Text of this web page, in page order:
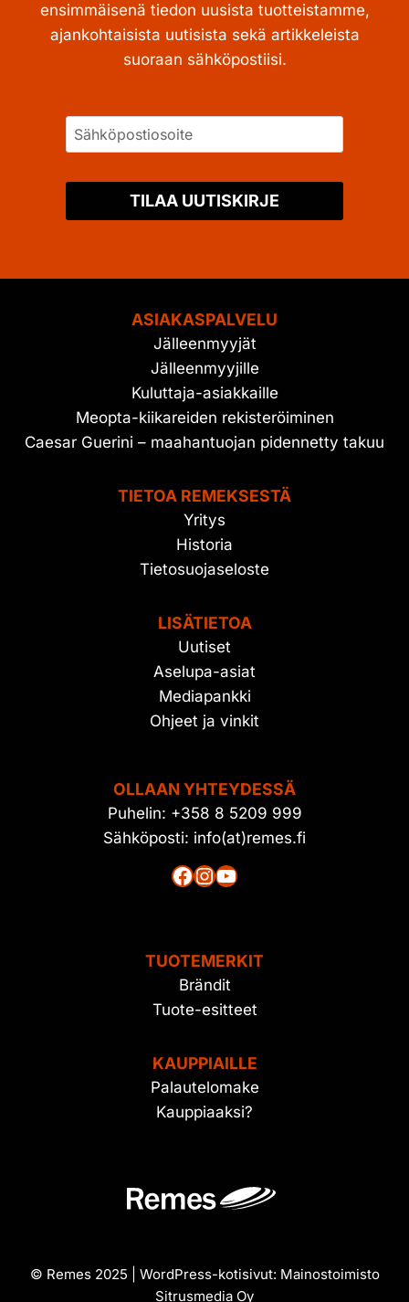
ensimmäisenä tiedon uusista tuotteistamme,
ajankohtaisista uutisista sekä artikkeleista
suoraan sähköpostiisi.
TILAA UUTISKIRJE
ASIAKASPALVELU
Jälleenmyyjät
Jälleenmyyjille
Kuluttaja-asiakkaille
Meopta-kiikareiden rekisteröiminen
Caesar Guerini – maahantuojan pidennetty takuu
TIETOA REMEKSESTÄ
Yritys
Historia
Tietosuojaseloste
LISÄTIETOA
Uutiset
Aselupa-asiat
Mediapankki
Ohjeet ja vinkit
OLLAAN YHTEYDESSÄ
Puhelin: +358 8 5209 999
Sähköposti: info(at)remes.fi
Facebook
Instagram
YouTube
TUOTEMERKIT
Brändit
Tuote-esitteet
KAUPPIAILLE
Palautelomake
Kauppiaaksi?
© Remes 2025 | WordPress-kotisivut: Mainostoimisto
Sitrusmedia Oy